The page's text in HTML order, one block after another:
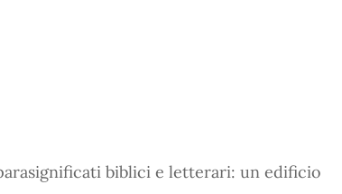
biblici e letterari: un edificio